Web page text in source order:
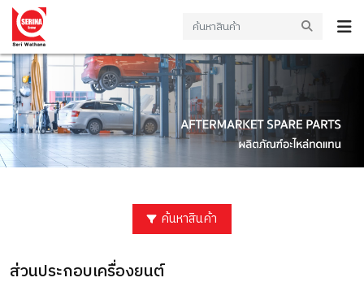
ค้นหาสินค้า
ส่วนประกอบเครื่องยนต์